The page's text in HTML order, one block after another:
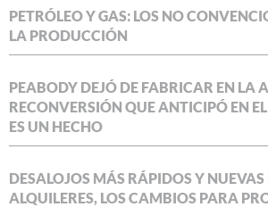
PETRÓLEO Y GAS: LOS NO
LA PRODUCCIÓN
PEABODY DEJÓ DE FABRICAR EN LA
RECONVERSIÓN QUE ANTICIPÓ EN
ES UN HECHO
DESALOJOS MÁS RÁPIDOS Y NUEVAS
ALQUILERES, LOS CAMBIOS PARA